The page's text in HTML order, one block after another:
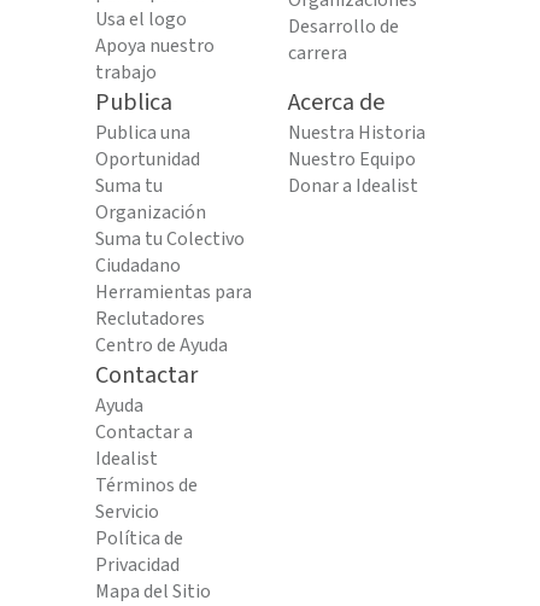
Usa el logo
Apoya nuestro
trabajo
Desarrollo de
carrera
Publica
Publica una
Oportunidad
Suma tu
Organización
Suma tu Colectivo
Ciudadano
Herramientas para
Reclutadores
Centro de Ayuda
Acerca de
Nuestra Historia
Nuestro Equipo
Donar a Idealist
Contactar
Ayuda
Contactar a
Idealist
Términos de
Servicio
Política de
Privacidad
Mapa del Sitio